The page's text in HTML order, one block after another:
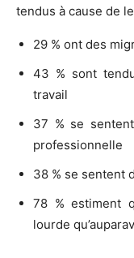
tendus à cause de
29 % ont des
43 % sont
travail
37 % se
professionnelle
38 % se sentent
78 % estiment
lourde